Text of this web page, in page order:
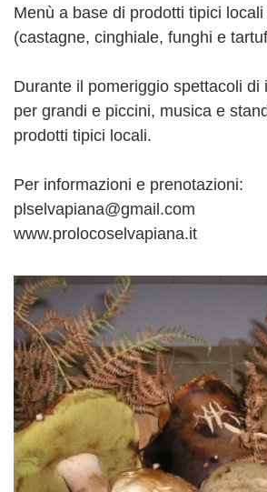
Menù a base di prodotti tipici
(castagne, cinghiale, funghi e
Durante il pomeriggio spettacoli di
per grandi e piccini, musica e
prodotti tipici locali.
Per informazioni e prenotazioni:
plselvapiana@gmail.com
www.prolocoselvapiana.it